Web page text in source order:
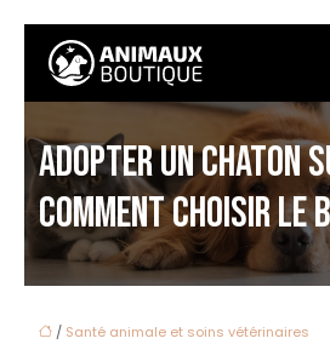
ADOPTER UN CHATON
COMMENT CHOISIR LE
/ Santé animale et soins vétérinaires